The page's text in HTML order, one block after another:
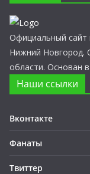
Официальный
Нижний Новгород.
области. Основан
Наши ссылки
Вконтакте
Фанаты
Твиттер